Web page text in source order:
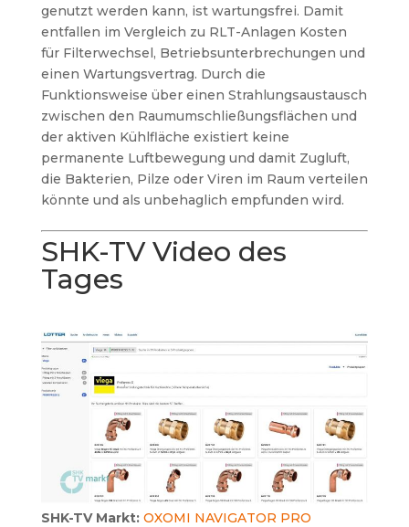
genutzt werden kann, ist wartungsfrei. Damit
entfallen im Vergleich zu RLT-Anlagen Kosten
für Filterwechsel, Betriebsunterbrechungen und
einen Wartungsvertrag. Durch die
Funktionsweise über einen Strahlungsaustausch
zwischen den Raumumschließungsflächen und
der aktiven Kühlfläche existiert keine
permanente Luftbewegung und damit Zugluft,
die Bakterien, Pilze oder Viren im Raum verteilen
könnte und als unbehaglich empfunden wird.
SHK-TV Video des
Tages
SHK-TV Markt: OXOMI NAVIGATOR PRO